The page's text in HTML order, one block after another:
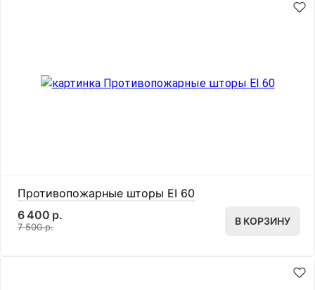
Противопожарные шторы EI 60
6 400 р.
7 500 р. В КОРЗИНУ